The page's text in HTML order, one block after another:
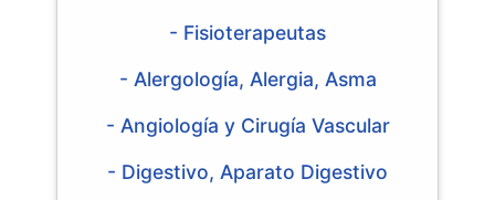
- Fisioterapeutas
- Alergología, Alergia, Asma
- Angiología y Cirugía Vascular
- Digestivo, Aparato Digestivo